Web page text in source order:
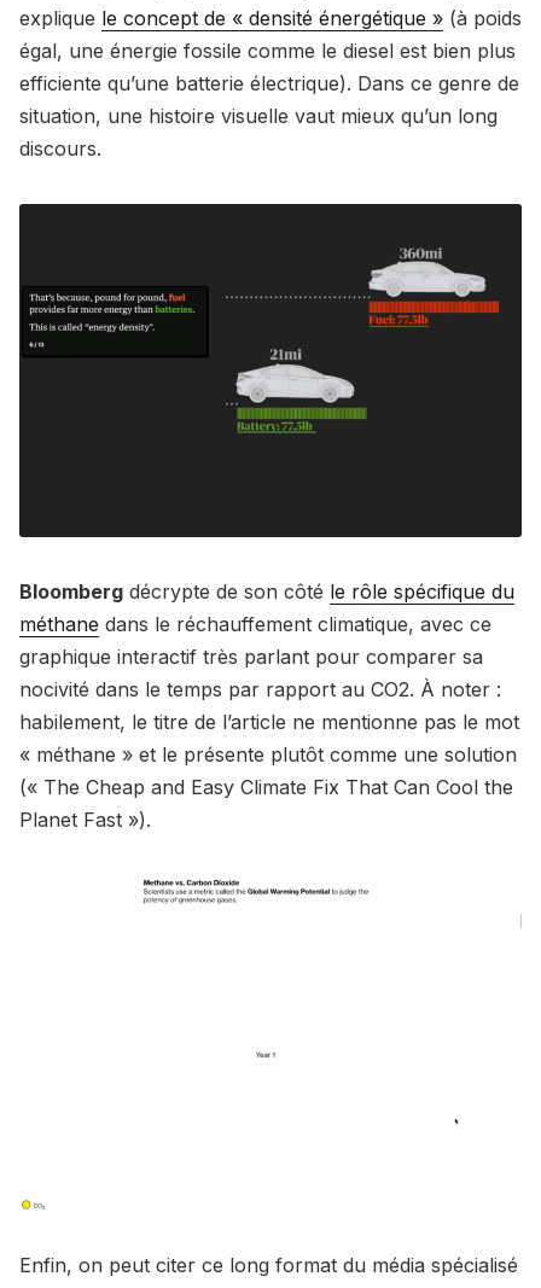
explique le concept de « densité énergétique » (à poids
égal, une énergie fossile comme le diesel est bien plus
efficiente qu’une batterie électrique). Dans ce genre de
situation, une histoire visuelle vaut mieux qu’un long
discours.
Bloomberg décrypte de son côté le rôle spécifique du
méthane dans le réchauffement climatique, avec ce
graphique interactif très parlant pour comparer sa
nocivité dans le temps par rapport au CO2. À noter :
habilement, le titre de l’article ne mentionne pas le mot
« méthane » et le présente plutôt comme une solution
(« The Cheap and Easy Climate Fix That Can Cool the
Planet Fast »).
Enfin, on peut citer ce long format du média spécialisé